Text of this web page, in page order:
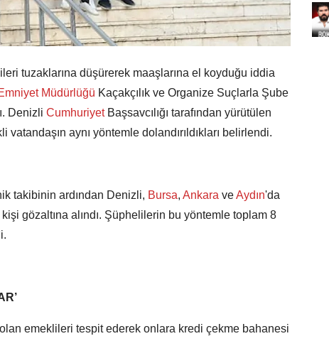
tuzaklarına düşürerek maaşlarına el koyduğu iddia
Müdürlüğü Kaçakçılık ve Organize Suçlarla Şube
Denizli Cumhuriyet Başsavcılığı tarafından yürütülen
aynı yöntemle dolandırıldıkları belirlendi.
takibinin ardından Denizli, Bursa, Ankara veAydın'da
gözaltına alındı. Şüphelilerin bu yöntemle toplam 8
emeklileri tespit ederek onlara kredi çekme bahanesi